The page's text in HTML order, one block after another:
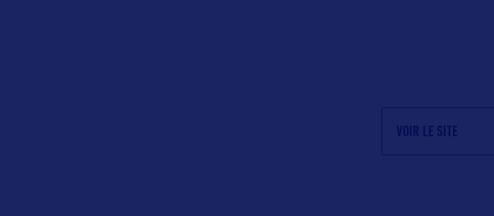
VOIR LE SITE